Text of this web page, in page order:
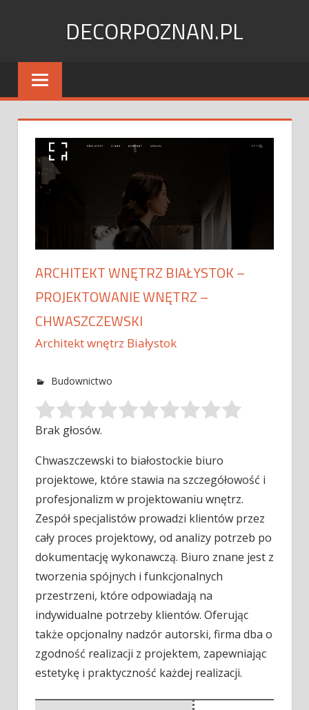
DECORPOZNAN.PL
ARCHITEKT WNĘTRZ BIAŁYSTOK –
PROJEKTOWANIE WNĘTRZ –
CHWASZCZEWSKI
Architekt wnętrz Białystok
Budownictwo
Brak głosów.
Chwaszczewski to białostockie biuro
projektowe, które stawia na szczegółowość i
profesjonalizm w projektowaniu wnętrz.
Zespół specjalistów prowadzi klientów przez
cały proces projektowy, od analizy potrzeb po
dokumentację wykonawczą. Biuro znane jest z
tworzenia spójnych i funkcjonalnych
przestrzeni, które odpowiadają na
indywidualne potrzeby klientów. Oferując
także opcjonalny nadzór autorski, firma dba o
zgodność realizacji z projektem, zapewniając
estetykę i praktyczność każdej realizacji.